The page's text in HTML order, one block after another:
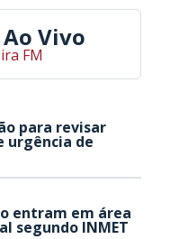
Vivo
FM
para revisar
urgência de
entram em área
segundo INMET